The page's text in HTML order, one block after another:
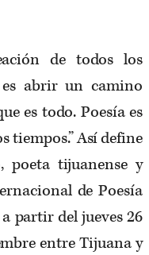
de todos los
abrir un camino
es todo. Poesía es
tiempos.” Así define
poeta tijuanense y
de Poesía
partir del jueves 26
entre Tijuana y